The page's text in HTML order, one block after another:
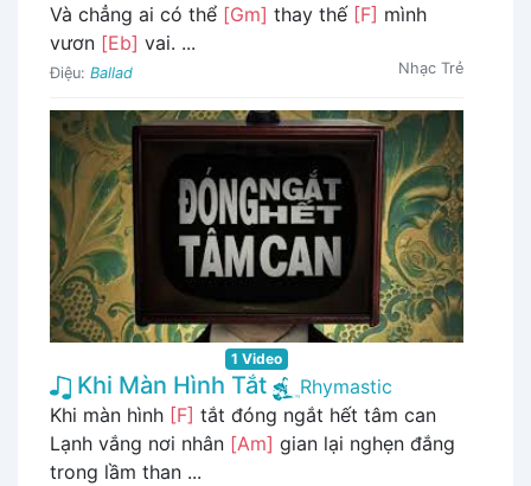
Và chẳng ai có thể [Gm] thay thế [F] mình
vươn [Eb] vai. ...
Điệu: Ballad Nhạc Trẻ
1 Video
Khi Màn Hình Tắt
Rhymastic
Khi màn hình [F] tắt đóng ngắt hết tâm can
Lạnh vắng nơi nhân [Am] gian lại nghẹn đắng
trong lầm than ...